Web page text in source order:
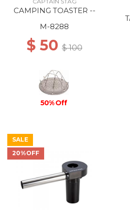
CAMPING TOASTER --
M-8288
$ 50$ 100
50% Off
SALE
20%OFF